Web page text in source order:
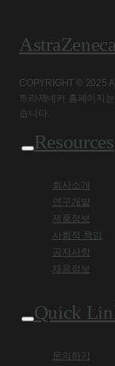
COPYRIGHT © 2025
트라제네카 홈페이지
습니다.
Resources
회사소개
연구개발
제품정보
사회적 책임
공지사항
채용정보
Quick
문의하기